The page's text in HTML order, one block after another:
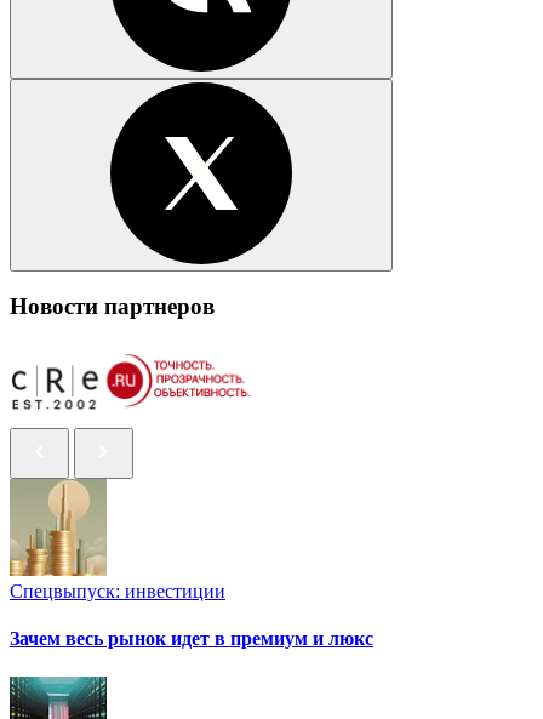
Новости партнеров
Спецвыпуск: инвестиции
Зачем весь рынок идет в премиум и люкс